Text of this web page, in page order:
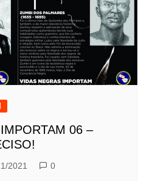
06 –
2021 0